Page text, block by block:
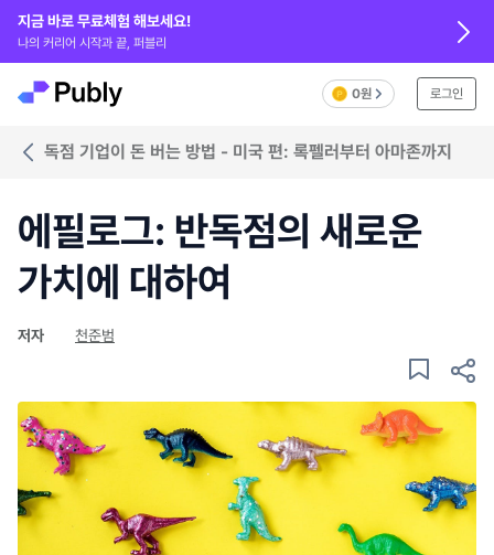
지금 바로 무료체험 해보세요!
나의 커리어 시작과 끝, 퍼블리
0원 로그인
독점 기업이 돈 버는 방법 - 미국 편: 록펠러부터 아마존까지
에필로그: 반독점의 새로운
가치에 대하여
저자 천준범